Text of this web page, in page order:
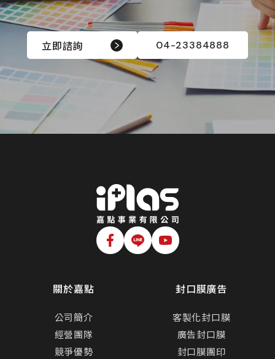
立即諮詢 04-23384888
關於嘉點
公司簡介
經營團隊
競爭優勢
封口膜廣告
客製化封口膜
廣告封口膜
封口膜團印